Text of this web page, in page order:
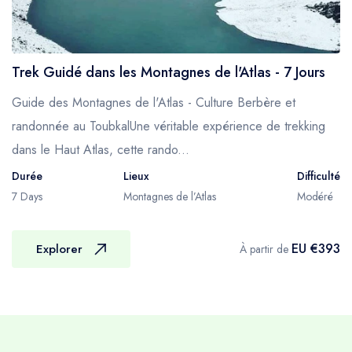
devriez également prendre un sac à dos
adapté pour transporter de l'eau potable, un
appareil photo, un chapeau, un imperméable,
etc., car vous ne serez pas toujours en
contact direct avec votre équipe de soutien
pendant la journée.
MÉTÉO
En hiver, une grande partie de la région au-
dessus de 2500 m peut être recouverte de
pourrait nécessiter l'utilisation de crampons et
Trek Guidé dans les Montagnes de l'Atlas - 7 Jours
Guide des Montagnes de l'Atlas - Culture Berbère et
randonnée au ToubkalUne véritable expérience de trekking
dans le Haut Atlas, cette rando...
Durée
7 Days
Lieux
Montagnes de l’Atlas
Difficulté
Modéré
Explorer À partir de EU €393